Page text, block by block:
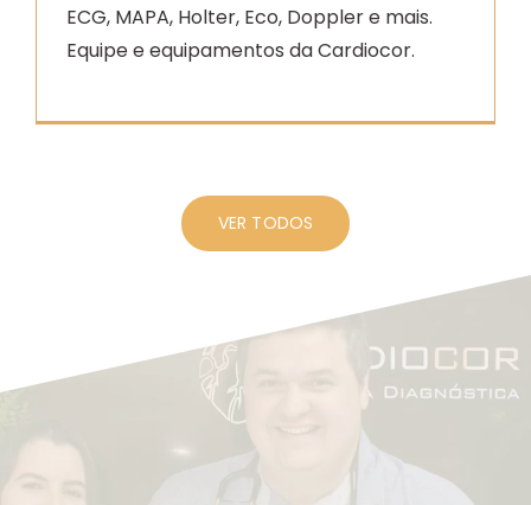
ECG, MAPA, Holter, Eco, Doppler e mais.
Equipe e equipamentos da Cardiocor.
VER TODOS